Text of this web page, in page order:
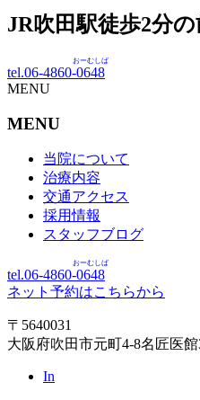
JR吹田駅徒歩2分の
tel.06-4860-0648
おーむしば
MENU
MENU
当院について
治療内容
交通アクセス
採用情報
スタッフブログ
tel.06-4860-0648
おーむしば
ネット予約はこちらから
〒5640031
大阪府吹田市元町4-8名匠医
In